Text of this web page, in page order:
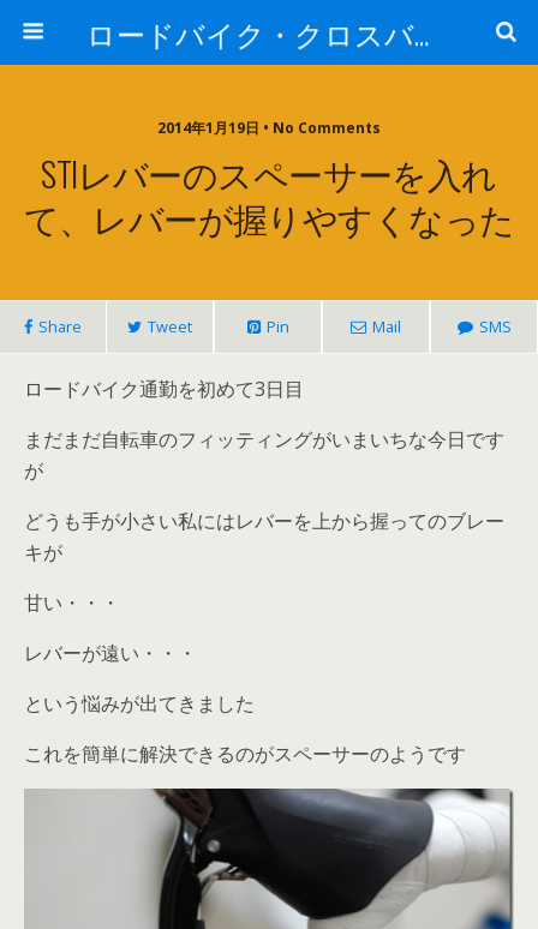
ロードバイク・クロスバイク探索
2014年1月19日 • No Comments
STIレバーのスペーサーを入れ
て、レバーが握りやすくなった
Share Tweet Pin Mail SMS
ロードバイク通勤を初めて3日目
まだまだ自転車のフィッティングがいまいちな今日です
が
どうも手が小さい私にはレバーを上から握ってのブレー
キが
甘い・・・
レバーが遠い・・・
という悩みが出てきました
これを簡単に解決できるのがスペーサーのようです